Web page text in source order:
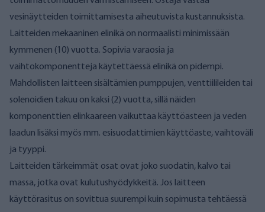
vesinäytteiden toimittamisesta aiheutuvista kustannuksista.
Laitteiden mekaaninen elinikä on normaalisti minimissään
kymmenen (10) vuotta. Sopivia varaosia ja
vaihtokomponentteja käytettäessä elinikä on pidempi.
Mahdollisten laitteen sisältämien pumppujen, venttiilileiden tai
solenoidien takuu on kaksi (2) vuotta, sillä näiden
komponenttien elinkaareen vaikuttaa käyttöasteen ja veden
laadun lisäksi myös mm. esisuodattimien käyttöaste, vaihtoväli
ja tyyppi.
Laitteiden tärkeimmät osat ovat joko suodatin, kalvo tai
massa, jotka ovat kulutushyödykkeitä. Jos laitteen
käyttörasitus on sovittua suurempi kuin sopimusta tehtäessä